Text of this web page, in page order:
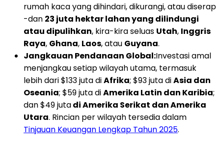
rumah kaca yang dihindari, dikurangi, atau diserap
-dan 23 juta hektar lahan yang dilindungi
atau dipulihkan, kira-kira seluas Utah, Inggris
Raya, Ghana, Laos, atau Guyana.
Jangkauan Pendanaan Global:Investasi amal
menjangkau setiap wilayah utama, termasuk
lebih dari $133 juta diAfrika; $93 juta diAsia dan
Oseania; $59 juta diAmerika Latin dan Karibia;
dan $49 jutadi Amerika Serikat dan Amerika
Utara. Rincian per wilayah tersedia dalam
Tinjauan Keuangan Lengkap Tahun 2025.